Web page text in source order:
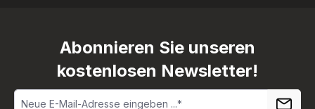
Abonnieren Sie unseren
kostenlosen Newsletter!